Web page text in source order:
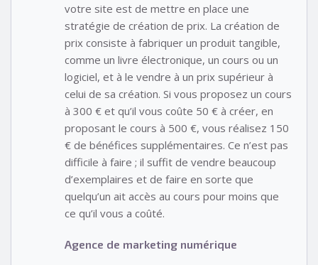
votre site est de mettre en place une
stratégie de création de prix. La création de
prix consiste à fabriquer un produit tangible,
comme un livre électronique, un cours ou un
logiciel, et à le vendre à un prix supérieur à
celui de sa création. Si vous proposez un cours
à 300 € et qu’il vous coûte 50 € à créer, en
proposant le cours à 500 €, vous réalisez 150
€ de bénéfices supplémentaires. Ce n’est pas
difficile à faire ; il suffit de vendre beaucoup
d’exemplaires et de faire en sorte que
quelqu’un ait accès au cours pour moins que
ce qu’il vous a coûté.
Agence de marketing numérique